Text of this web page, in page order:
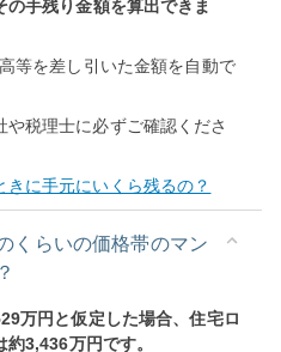
手残り金額を算出できま
等を差し引いた金額を自動で
税理士に必ずご確認くださ
きに手元にいくら残るの？
くらいの価格帯のマン
万円と仮定した場合、住宅ロ
3,436万円です。